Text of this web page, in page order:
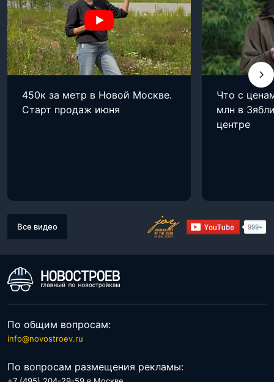
450к за метр в Новой Москве.
Старт продаж июня
Что с
млн в
центре
Все видео
По общим вопросам:
info@novostroev.ru
По вопросам размещения рекламы: